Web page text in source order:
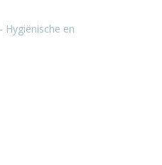
Hygiënische en